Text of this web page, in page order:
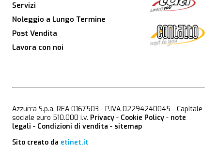
Servizi
Noleggio a Lungo Termine
Post Vendita
Lavora con noi
Azzurra S.p.a. REA 0167503 - P.IVA 02294240045 - Capitale
sociale euro 510.000 i.v. Privacy - Cookie Policy - note
legali - Condizioni di vendita - sitemap
Sito creato da etinet.it